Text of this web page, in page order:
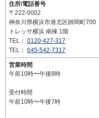
住所/電話番号
〒222-0002
神奈川県横浜市港北区師岡町700
トレッサ横浜 南棟 1階
TEL： 0120-427-317
TEL： 045-542-7317
営業時間
午前10時〜午後8時
受付時間
午前10時〜午後7時